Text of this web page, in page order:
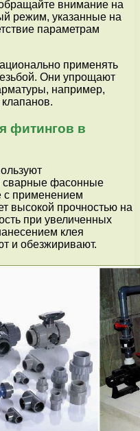
внимание на
режим, указанные на
параметрам
применять
Они упрощают
например,
фитингов в
сварные фасонные
с применением
высокой прочностью на
при увеличенных
клея
и обезжиривают.